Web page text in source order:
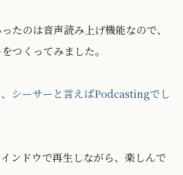
たのは音声読み上げ機能なので、
つくってみました。
シーサーと言えばPodcastingでし
ンドウで再生しながら、楽しんで